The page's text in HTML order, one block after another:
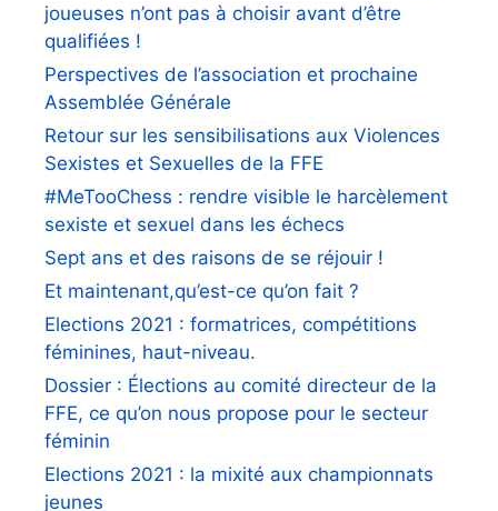
joueuses n’ont pas à choisir avant d’être
qualifiées !
Perspectives de l’association et prochaine
Assemblée Générale
Retour sur les sensibilisations aux Violences
Sexistes et Sexuelles de la FFE
#MeTooChess : rendre visible le harcèlement
sexiste et sexuel dans les échecs
Sept ans et des raisons de se réjouir !
Et maintenant,qu’est-ce qu’on fait ?
Elections 2021 : formatrices, compétitions
féminines, haut-niveau.
Dossier : Élections au comité directeur de la
FFE, ce qu’on nous propose pour le secteur
féminin
Elections 2021 : la mixité aux championnats
jeunes